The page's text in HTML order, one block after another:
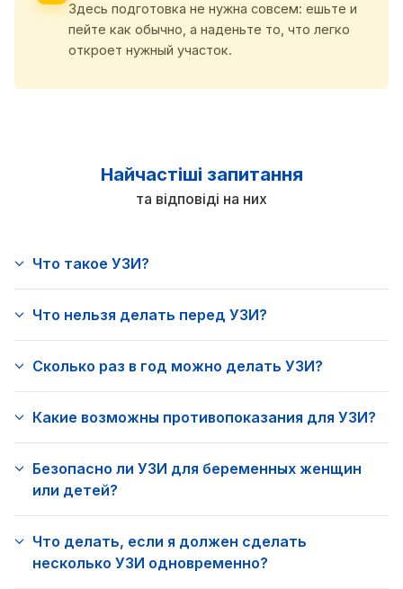
Здесь подготовка не нужна совсем: ешьте и
пейте как обычно, а наденьте то, что легко
откроет нужный участок.
Найчастіші запитання
та відповіді на них
Что такое УЗИ?
Что нельзя делать перед УЗИ?
Сколько раз в год можно делать УЗИ?
Какие возможны противопоказания для УЗИ?
Безопасно ли УЗИ для беременных женщин
или детей?
Что делать, если я должен сделать
несколько УЗИ одновременно?